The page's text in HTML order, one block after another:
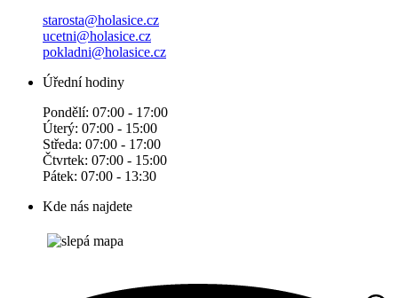
starosta@holasice.cz
ucetni@holasice.cz
pokladni@holasice.cz
Úřední hodiny
Pondělí: 07:00 - 17:00
Úterý: 07:00 - 15:00
Středa: 07:00 - 17:00
Čtvrtek: 07:00 - 15:00
Pátek: 07:00 - 13:30
Kde nás najdete